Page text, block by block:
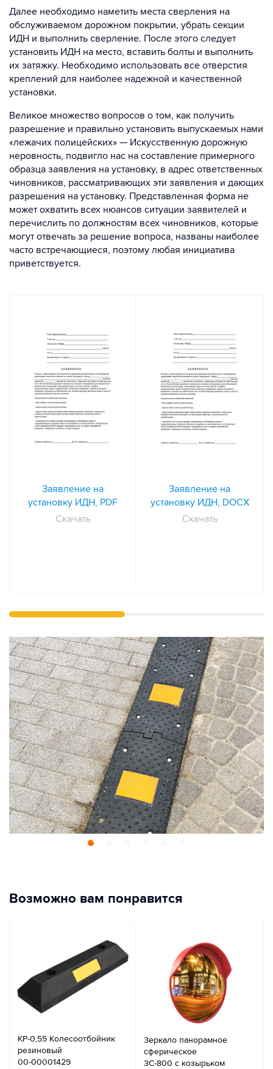
Далее необходимо наметить места сверления на
обслуживаемом дорожном покрытии, убрать секции
ИДН и выполнить сверление. После этого следует
установить ИДН на место, вставить болты и выполнить
их затяжку. Необходимо использовать все отверстия
креплений для наиболее надежной и качественной
установки.
Великое множество вопросов о том, как получить
разрешение и правильно установить выпускаемых нами
«лежачих полицейских» — Искусственную дорожную
неровность, подвигло нас на составление примерного
образца заявления на установку, в адрес ответственных
чиновников, рассматривающих эти заявления и дающих
разрешения на установку. Представленная форма не
может охватить всех нюансов ситуации заявителей и
перечислить по должностям всех чиновников, которые
могут отвечать за решение вопроса, названы наиболее
часто встречающиеся, поэтому любая инициатива
приветствуется.
Заявление на
установку ИДН, PDF
Скачать
Заявление на
установку ИДН, DOCX
Скачать
Возможно вам понравится
КР-0,55 Колесоотбойник
резиновый
00-00001429
Зеркало панорамное
сферическое
ЗС-800 с козырьком